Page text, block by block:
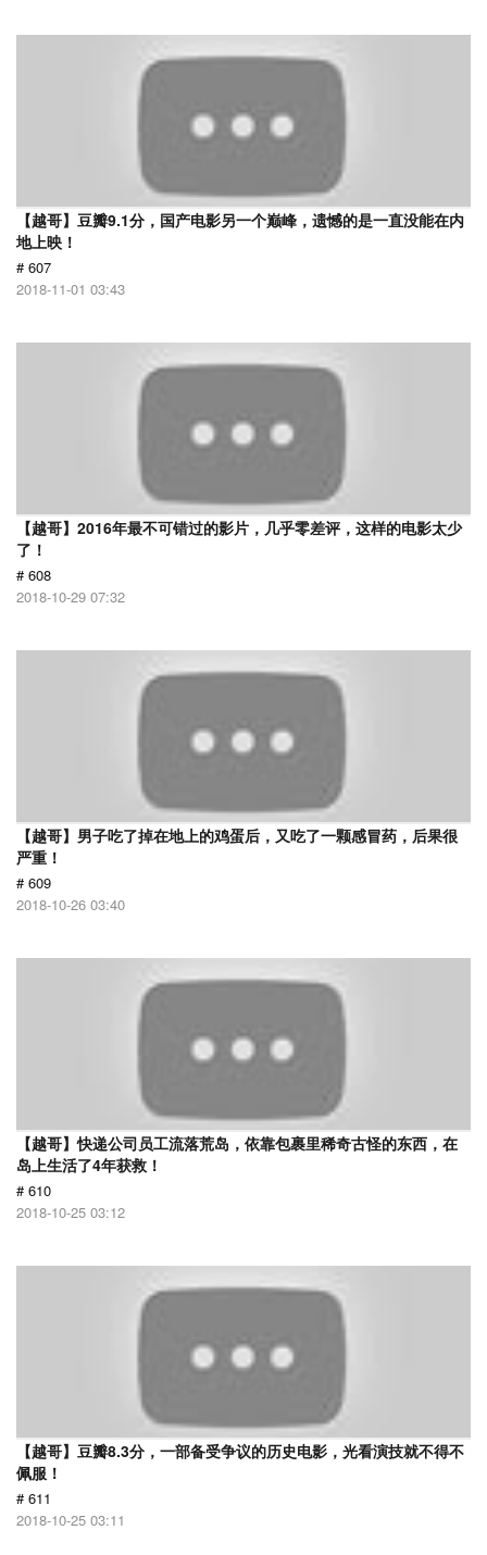
【越哥】豆瓣9.1分，国产电影另一个巅峰，遗憾的是一直没能在内
地上映！
# 607
2018-11-01 03:43
【越哥】2016年最不可错过的影片，几乎零差评，这样的电影太少
了！
# 608
2018-10-29 07:32
【越哥】男子吃了掉在地上的鸡蛋后，又吃了一颗感冒药，后果很
严重！
# 609
2018-10-26 03:40
【越哥】快递公司员工流落荒岛，依靠包裹里稀奇古怪的东西，在
岛上生活了4年获救！
# 610
2018-10-25 03:12
【越哥】豆瓣8.3分，一部备受争议的历史电影，光看演技就不得不
佩服！
# 611
2018-10-25 03:11